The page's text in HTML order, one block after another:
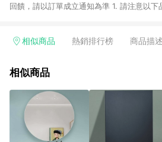
回饋，請以訂單成立通知為準 1. 請注意以下品類商品均無回饋：
電玩/遊戲/相機/單眼/鏡頭/拍立得 [2024/6/
的購回饋活動享Yahoo超贈點回饋者 - 購物
3. 訂單回饋金額將扣除運費/購物金/超贈點/
價券等虛擬貨幣折抵 4. 大宗採購或批發轉賣
有相關事證認定您為大宗採購、批發轉賣而
相關認定以Yahoo購物中心之認定為準
相似商品 熱銷排行榜 商品描述
相似商品